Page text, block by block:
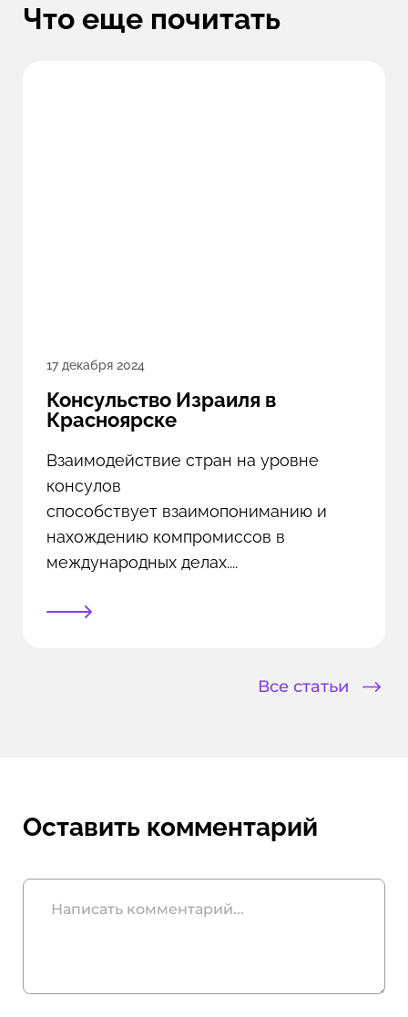
Что еще почитать
17 декабря 2024
Консульство Израиля в
Красноярске
Взаимодействие стран на уровне
консулов
способствует взаимопониманию и
нахождению компромиссов в
международных делах....
Все статьи
Оставить комментарий